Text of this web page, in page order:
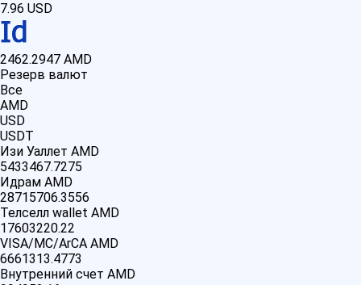
7.96 USD
2462.2947 AMD
Резерв валют
Все
AMD
USD
USDT
Изи Уаллет AMD
5433467.7275
Идрам AMD
28715706.3556
Телселл wallet AMD
17603220.22
VISA/MC/ArCA AMD
6661313.4773
Внутренний счет AMD